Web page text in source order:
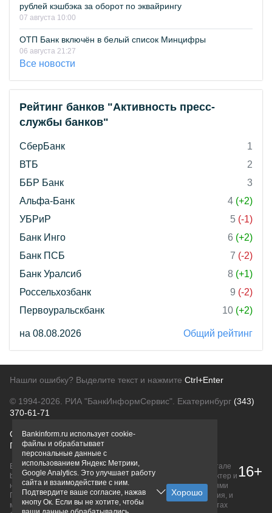
рублей кэшбэка за оборот по эквайрингу
07 августа 10:00
ОТП Банк включён в белый список Минцифры
06 августа 21:27
Все новости
Рейтинг банков "Активность пресс-
службы банков"
СберБанк
1
ВТБ
2
ББР Банк
3
Альфа-Банк
4 (+2)
УБРиР
5 (-1)
Банк Инго
6 (+2)
Банк ПСБ
7 (-2)
Банк Уралсиб
8 (+1)
Россельхозбанк
9 (-2)
Первоуральскбанк
10 (+2)
на 08.08.2026 Общий рейтинг
Нашли ошибку? Выделите текст и нажмите Ctrl+Enter
© 1994-2026. РИА "БанкИнформСервис". Екатеринбург (343)
370-61-71
О проектеПолитика конфиденциальности
Правовая информацияДля рекламодателей
Вся информация о продуктах банков, размещенная на портале
bankinform.ru, носит исключительно ознакомительный характер и
не является публичной офертой, определяемой положениями
ГК РФ. Информация не содержит точного и полного описания, и
может быть изменена. Конечные условия уточняйте на сайтах
16+
Bankinform.ru использует cookie-
файлы и обрабатывает
персональные данные с
использованием Яндекс Метрики,
Google Analytics. Это улучшает работу
сайта и взаимодействие с ним.
Подтвердите ваше согласие, нажав
кнопу Ок. Если вы не хотите, чтобы